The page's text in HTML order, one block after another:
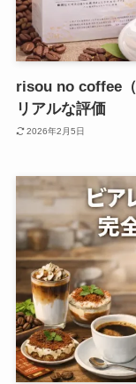
risou no coffee（
リアルな評価
2026年2月5日